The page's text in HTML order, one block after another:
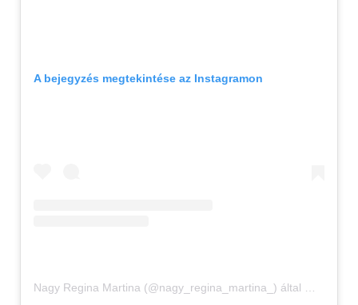
A bejegyzés megtekintése az Instagramon